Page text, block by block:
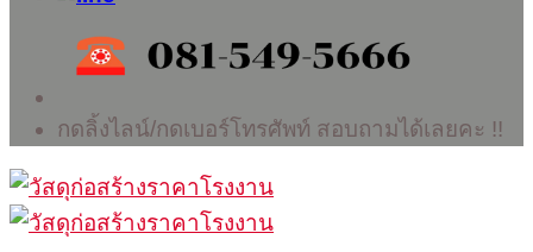
กดลิ้งไลน์/กดเบอร์โทรศัพท์ สอบถามได้เลยคะ !!